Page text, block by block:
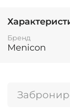
Бренд
Menicon